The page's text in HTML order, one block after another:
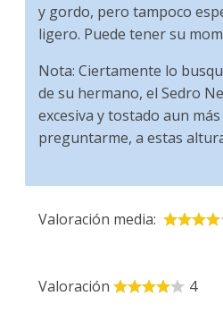
y gordo, pero tampoco
ligero. Puede tener su
Nota: Ciertamente lo
de su hermano, el Sedro
excesiva y tostado aun
preguntarme, a estas
Valoración media:
Valoración 4